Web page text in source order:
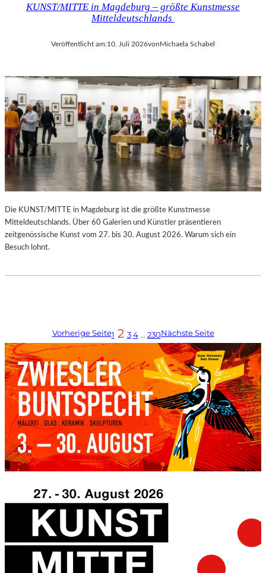
KUNST/MITTE in Magdeburg – größte Kunstmesse
Mitteldeutschlands
Veröffentlicht am:10. Juli 2026vonMichaela Schabel
Die KUNST/MITTE in Magdeburg ist die größte Kunstmesse
Mitteldeutschlands. Über 60 Galerien und Künstler präsentieren
zeitgenössische Kunst vom 27. bis 30. August 2026. Warum sich ein
Besuch lohnt.
Vorherige Seite1 2 3 4 … 230Nächste Seite